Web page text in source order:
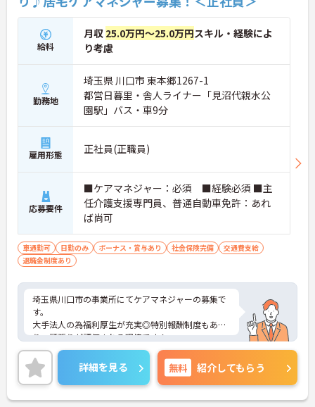
給料
月収 25.0万円～25.0万円スキル・経験によ
り考慮
勤務地
埼玉県 川口市 東本郷1267-1
都営日暮里・舎人ライナー「見沼代親水公
園駅」バス・車9分
雇用形態 正社員(正職員)
応募要件
■ケアマネジャー：必須 ■経験必須 ■主
任介護支援専門員、普通自動車免許：あれ
ば尚可
車通勤可 日勤のみ ボーナス・賞与あり 社会保険完備
交通費支給
退職金制度あり
埼玉県川口市の事業所にてケアマネジャーの募集で
す。
大手法人の為福利厚生が充実◎特別報酬制度もあ
り、頑張りが評価される環境です！
リフレッシュ休暇が年間17日とプライベートとの両
立も可能です。
ご興味のある方には、面接対策ポイントなどさらに
詳細をお話いたしますので、お気軽にご相談くださ
い。
詳細を見る 無料 紹介してもらう